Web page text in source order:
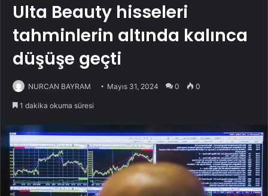
Ulta Beauty hisseleri
tahminlerin altında kalınca
düşüşe geçti
NURCAN BAYRAM Mayıs 31, 2024 0 0
1 dakika okuma süresi